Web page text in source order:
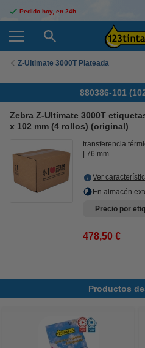
Pedido hoy, en 24h
Z-Ultimate 3000T Plateada
880386-101
Zebra Z-Ultimate 3000T
x 102 mm (4 rollos) (original)
transferencia
76 mm
Ver
En almacén
Precio por
478,50 €
Productos